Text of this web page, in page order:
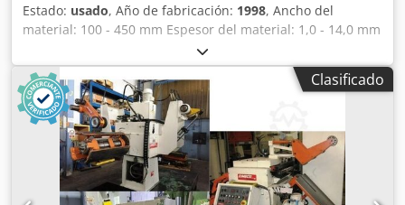
Estado: usado, Año de fabricación: 1998, Ancho del
material: 100 - 450 mm Espesor del material: 1,0 - 14,0 mm
Peso del bobinado: 10,0 t Diámetro interior del bobinado:
470 - 520 mm Diámetro exterior del bobinado: 1100 - 2000
mm Número de rodillos enderezadores: 12 Djdpfx Aszrpr
Dshuokr Diámetro de los rodillos enderezadores: 2x70 /
2x96 / 8x127 mm Número de rodillos de alimentación: 2
Diámetro de los rodillos de alimentación: 160 mm Ancho
mínimo de material: 100 mm Velocidad: 15 m/min Potencia
motriz: 75,0 kW Peso del decoiler: 6,4 t Peso de la
enderezadora: 12,8 t Dimensiones requeridas decoiler
Clasificado